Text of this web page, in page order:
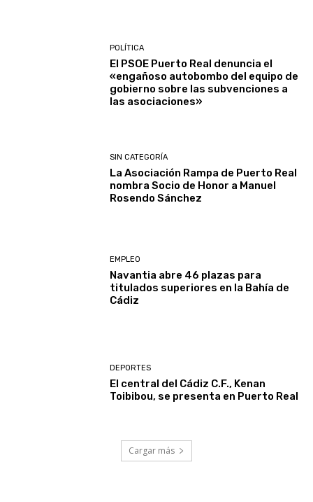
POLÍTICA
El PSOE Puerto Real denuncia el
«engañoso autobombo del equipo de
gobierno sobre las subvenciones a
las asociaciones»
SIN CATEGORÍA
La Asociación Rampa de Puerto Real
nombra Socio de Honor a Manuel
Rosendo Sánchez
EMPLEO
Navantia abre 46 plazas para
titulados superiores en la Bahía de
Cádiz
DEPORTES
El central del Cádiz C.F., Kenan
Toibibou, se presenta en Puerto Real
Cargar más